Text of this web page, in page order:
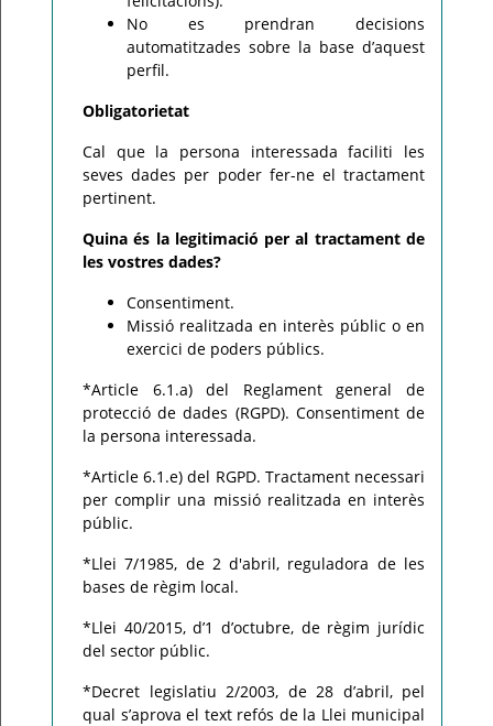
No es prendran decisions
automatitzades sobre la base d’aquest
perfil.
Obligatorietat
Cal que la persona interessada faciliti les
seves dades per poder fer-ne el tractament
pertinent.
Quina és la legitimació per al tractament de
les vostres dades?
Consentiment.
Missió realitzada en interès públic o en
exercici de poders públics.
*Article 6.1.a) del Reglament general de
protecció de dades (RGPD). Consentiment de
la persona interessada.
*Article 6.1.e) del RGPD. Tractament necessari
per complir una missió realitzada en interès
públic.
*Llei 7/1985, de 2 d'abril, reguladora de les
bases de règim local.
*Llei 40/2015, d’1 d’octubre, de règim jurídic
del sector públic.
*Decret legislatiu 2/2003, de 28 d’abril, pel
qual s’aprova el text refós de la Llei municipal